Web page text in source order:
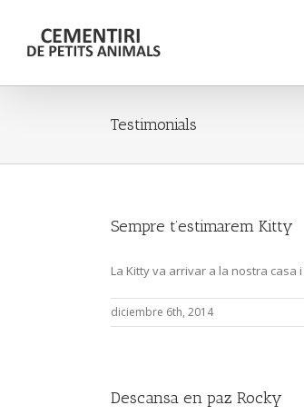
Testimonials
Sempre t’estimarem Kitty
La Kitty va arrivar a la nostra
diciembre 6th, 2014
Descansa en paz Rocky